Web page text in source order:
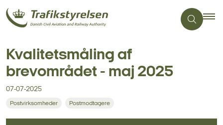
Kvalitetsmåling af
brevområdet - maj 2025
07-07-2025
Postvirksomheder Postmodtagere